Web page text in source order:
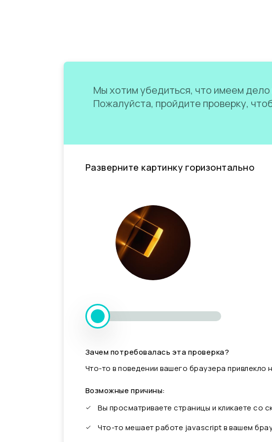
Мы хотим убедиться, что имеем дело
Пожалуйста, пройдите проверку,
Разверните картинку горизонтально
Зачем потребовалась эта проверка?
Что-то в поведении вашего браузера привлекло
Возможные причины:
Вы просматриваете страницы и кликаете
Что-то мешает работе javascript в вашем